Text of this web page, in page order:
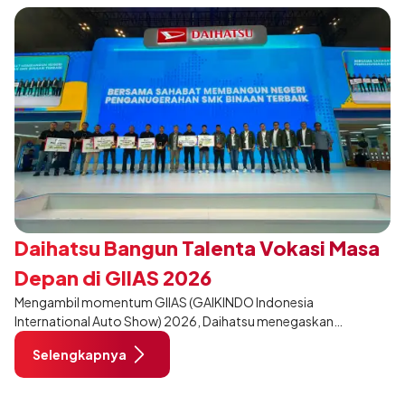
Daihatsu Bangun Talenta Vokasi Masa
Depan di GIIAS 2026
Mengambil momentum GIIAS (GAIKINDO Indonesia
International Auto Show) 2026, Daihatsu menegaskan
komitmennya dalam meningkatkan kualitas SDM (Sumber Daya
Manusia) melalui pendidikan vokasi bertema “Bersama Sahabat
Membangun Negeri”. Komitmen ini diwujudkan melalui ajang
Selengkapnya